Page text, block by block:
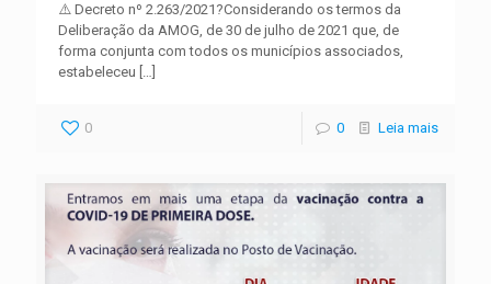
⚠️ Decreto nº 2.263/2021?Considerando os termos da
Deliberação da AMOG, de 30 de julho de 2021 que, de
forma conjunta com todos os municípios associados,
estabeleceu […]
0 0 Leia mais